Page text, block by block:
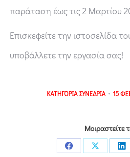
παράταση έως τις 2 Μαρτίου
Επισκεφείτε την ιστοσελίδα
υποβάλλετε την εργασία σας!
ΚΑΤΗΓΟΡΙΑΣΥΝΕΔΡΙΑ 15
Μοιραστείτε